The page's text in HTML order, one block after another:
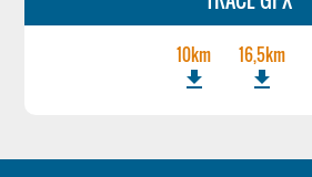
10km
file_download
16,5km
file_download